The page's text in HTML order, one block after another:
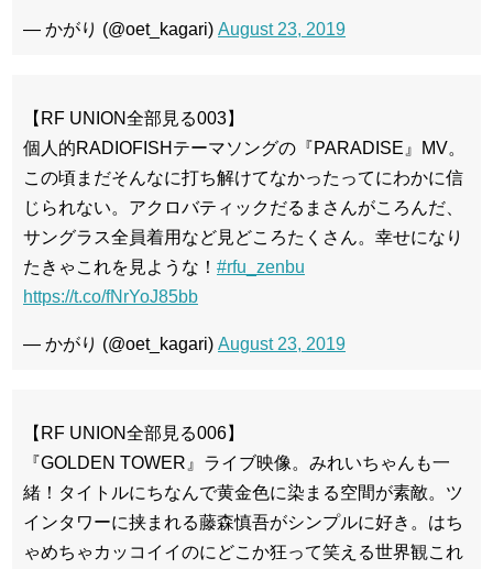
— かがり (@oet_kagari) August 23, 2019
【RF UNION全部見る003】
個人的RADIOFISHテーマソングの『PARADISE』MV。
この頃まだそんなに打ち解けてなかったってにわかに信
じられない。アクロバティックだるまさんがころんだ、
サングラス全員着用など見どころたくさん。幸せになり
たきゃこれを見ような！ #rfu_zenbu
https://t.co/fNrYoJ85bb
— かがり (@oet_kagari) August 23, 2019
【RF UNION全部見る006】
『GOLDEN TOWER』ライブ映像。みれいちゃんも一
緒！タイトルにちなんで黄金色に染まる空間が素敵。ツ
インタワーに挟まれる藤森慎吾がシンプルに好き。はち
ゃめちゃカッコイイのにどこか狂って笑える世界観これ